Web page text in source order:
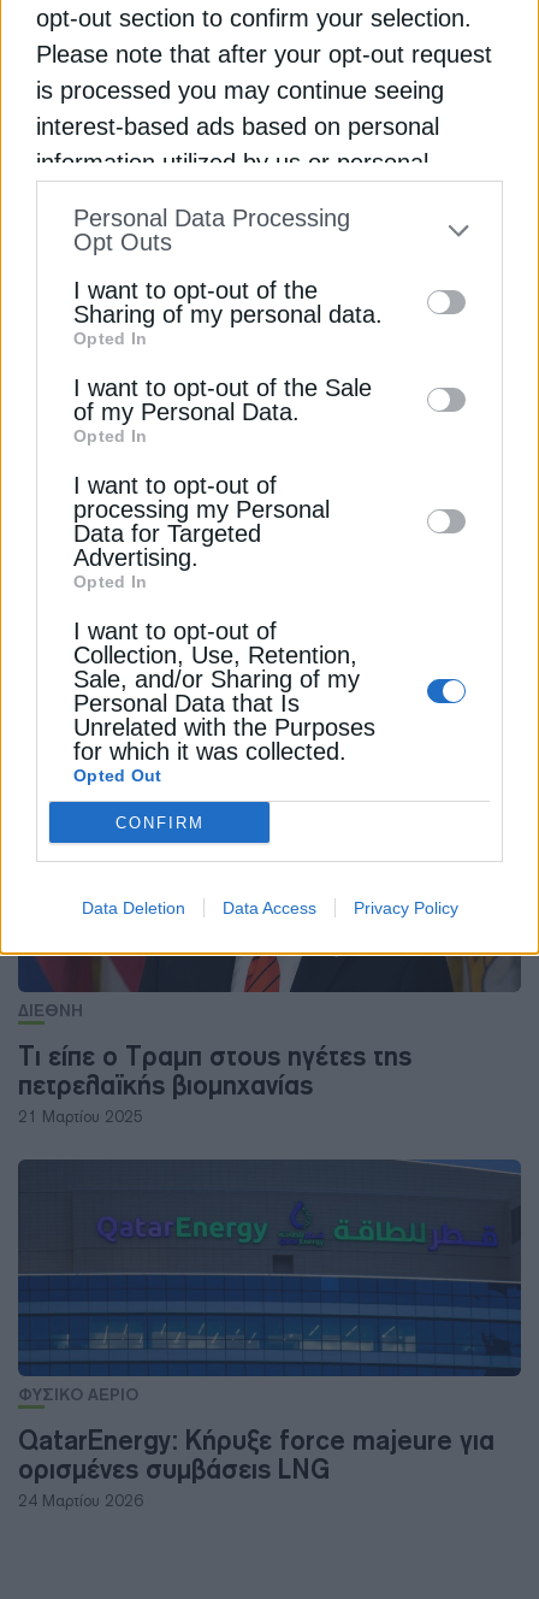
opt-out section to confirm your selection.
Please note that after your opt-out request
is processed you may continue seeing
interest-based ads based on personal
information utilized by us or personal
to your opt-out. You may separately opt-out
information by third parties on the IAB’s list
of downstream participants. This
information may also be disclosed by us to
third parties on theIAB’s List of
Downstream Participants
disclose it to other third parties.
Personal Data Processing
Opt Outs
I want to opt-out of the
Sharing of my personal data.
Opted In
I want to opt-out of the Sale
of my Personal Data.
Opted In
I want to opt-out of
processing my Personal
Data for Targeted
Advertising.
Opted In
I want to opt-out of
Collection, Use, Retention,
Sale, and/or Sharing of my
Personal Data that Is
Unrelated with the Purposes
for which it was collected.
Opted Out
CONFIRM
Data Deletion Data Access Privacy Policy
μειώσει σημαντικά τα έσοδά της
ΟΑΣΑ: Άνοδος 25% επικυρώσεων στα
λεωφορεία, σχεδόν 10% στο Μετρό
ΔΕΊΤΕ ΕΠΊΣΗΣ
ΦΥΣΙΚΟ ΑΕΡΙΟ
Πτώση 5,9% στο ευρωπαϊκό φυσικό
αέριο μετά τις δηλώσεις Τραμπ για Ιράν
25 Μαΐου 2026
ΔΙΕΘΝΗ
Τι είπε ο Τραμπ στους ηγέτες της
πετρελαϊκής βιομηχανίας
21 Μαρτίου 2025
ΦΥΣΙΚΟ ΑΕΡΙΟ
QatarEnergy: Κήρυξε force majeure για
ορισμένες συμβάσεις LNG
24 Μαρτίου 2026